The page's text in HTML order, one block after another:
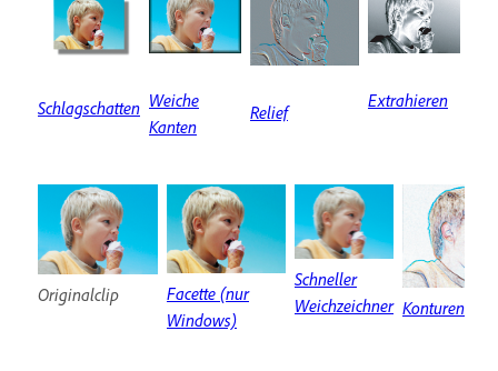
Schlagschatten Weiche
Kanten
Relief
Extrahieren
Originalclip
Facette (nur
Windows)
Schneller
Weichzeichner Konturen